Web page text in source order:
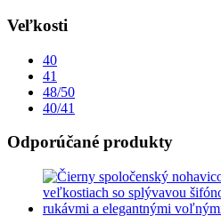
Veľkosti
40
41
48/50
40/41
Odporúčané produkty